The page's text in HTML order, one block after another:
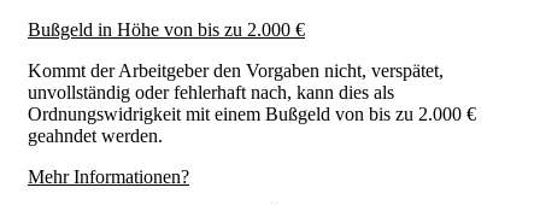
Bußgeld in Höhe von bis zu 2.000 €
Kommt der Arbeitgeber den Vorgaben nicht, verspätet,
unvollständig oder fehlerhaft nach, kann dies als
Ordnungswidrigkeit mit einem Bußgeld von bis zu 2.000 €
geahndet werden.
Mehr Informationen?